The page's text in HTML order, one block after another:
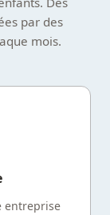
par des
mois.
entreprise